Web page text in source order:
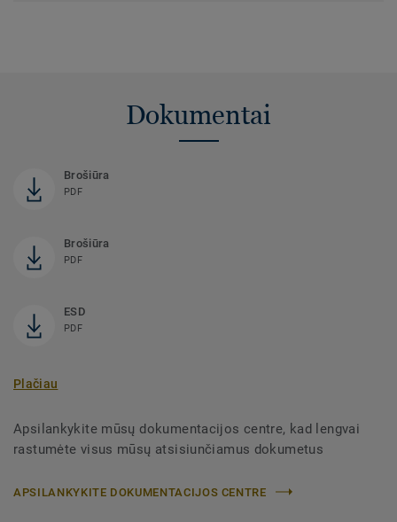
Dokumentai
Brošiūra
PDF
Brošiūra
PDF
ESD
PDF
Plačiau
Apsilankykite mūsų dokumentacijos centre, kad lengvai
rastumėte visus mūsų atsisiunčiamus dokumetus
APSILANKYKITE DOKUMENTACIJOS CENTRE